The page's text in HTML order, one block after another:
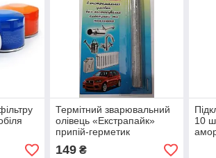
Термітний зварювальний
олівець «Екстрапайк»
припій-герметик
149₴
10